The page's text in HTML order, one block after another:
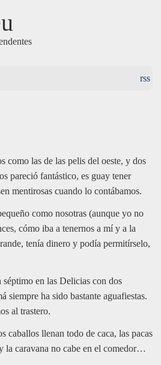
rss
como las de las pelis del oeste, y dos
pareció fantástico, es guay tener
mentirosas cuando lo contábamos.
como nosotras (aunque yo no
cómo iba a tenernos a mí y a la
tenía dinero y podía permitírselo,
en las Delicias con dos
siempre ha sido bastante aguafiestas.
al trastero.
caballos llenan todo de caca, las pacas
la caravana no cabe en el comedor…